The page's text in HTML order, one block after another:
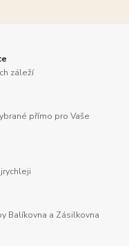
záleží
přímo pro Vaše
Balíkovna a Zásilkovna